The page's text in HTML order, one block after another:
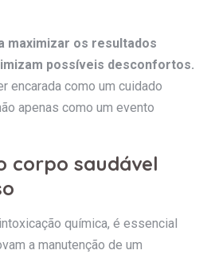
maximizar os resultados
possíveis desconfortos.
encarada como um cuidado
apenas como um evento
corpo saudável
química, é essencial
a manutenção de um